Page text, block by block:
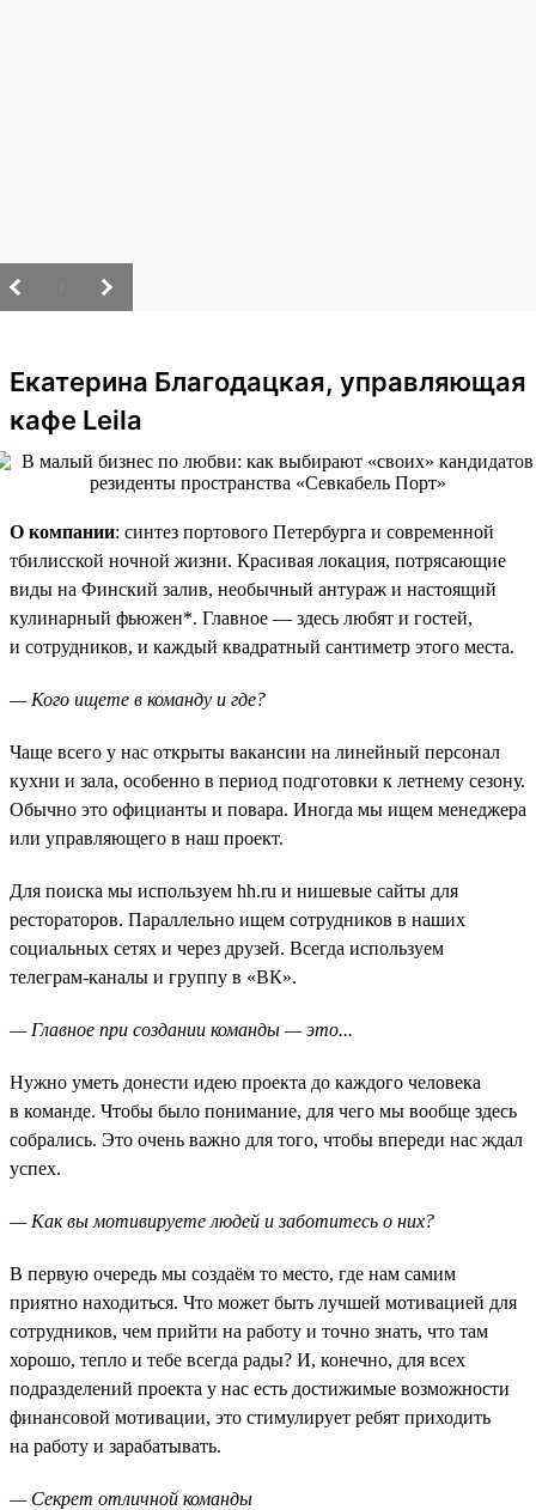
Екатерина Благодацкая, управляющая
кафе Leila
О компании: синтез портового Петербурга и современной
тбилисской ночной жизни. Красивая локация, потрясающие
виды на Финский залив, необычный антураж и настоящий
кулинарный фьюжен*. Главное — здесь любят и гостей,
и сотрудников, и каждый квадратный сантиметр этого места.
— Кого ищете в команду и где?
Чаще всего у нас открыты вакансии на линейный персонал
кухни и зала, особенно в период подготовки к летнему сезону.
Обычно это официанты и повара. Иногда мы ищем менеджера
или управляющего в наш проект.
Для поиска мы используем hh.ru и нишевые сайты для
рестораторов. Параллельно ищем сотрудников в наших
социальных сетях и через друзей. Всегда используем
телеграм-каналы и группу в «ВК».
— Главное при создании команды — это...
Нужно уметь донести идею проекта до каждого человека
в команде. Чтобы было понимание, для чего мы вообще здесь
собрались. Это очень важно для того, чтобы впереди нас ждал
успех.
— Как вы мотивируете людей и заботитесь о них?
В первую очередь мы создаём то место, где нам самим
приятно находиться. Что может быть лучшей мотивацией для
сотрудников, чем прийти на работу и точно знать, что там
хорошо, тепло и тебе всегда рады? И, конечно, для всех
подразделений проекта у нас есть достижимые возможности
финансовой мотивации, это стимулирует ребят приходить
на работу и зарабатывать.
— Секрет отличной команды